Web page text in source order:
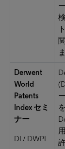
Derwent
World
Patents
Index セミ
ナー
DI / DWPI